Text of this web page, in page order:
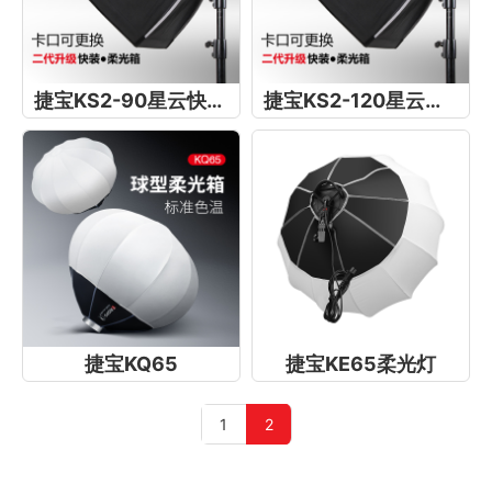
捷宝KS2-90星云快装柔光箱 捷宝KS2-120星云快装柔光箱
捷宝KQ65 捷宝KE65柔光灯
1 2